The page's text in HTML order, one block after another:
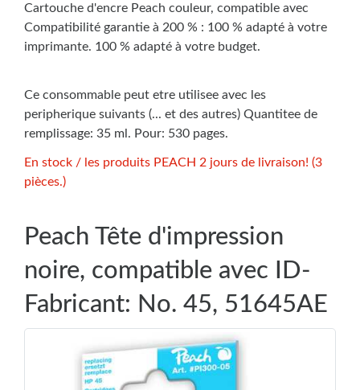
Cartouche d'encre Peach couleur, compatible avec
Compatibilité garantie à 200 % : 100 % adapté à votre
imprimante. 100 % adapté à votre budget.
Ce consommable peut etre utilisee avec les
peripherique suivants (... et des autres) Quantitee de
remplissage: 35 ml. Pour: 530 pages.
En stock / les produits PEACH 2 jours de livraison! (3
pièces.)
Peach Tête d'impression
noire, compatible avec ID-
Fabricant: No. 45, 51645AE